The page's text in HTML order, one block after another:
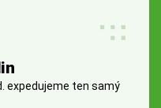
expedujeme ten samý